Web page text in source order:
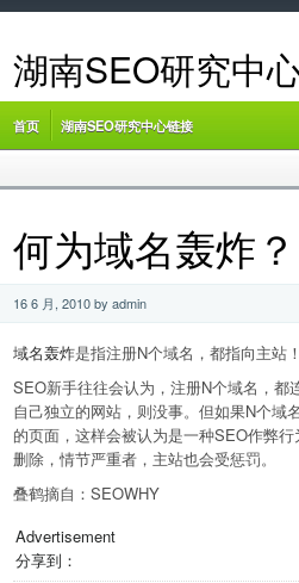
湖南SEO研究中
首页 湖南SEO研究中心链接
何为域名轰炸？
16 6 月, 2010 by admin
域名轰炸是指注册N个域名，都指向主站
SEO新手往往会认为，注册N个域名，
自己独立的网站，则没事。但如果N个域
的页面，这样会被认为是一种SEO作弊
删除，情节严重者，主站也会受惩罚。
叠鹤摘自：SEOWHY
Advertisement
分享到：